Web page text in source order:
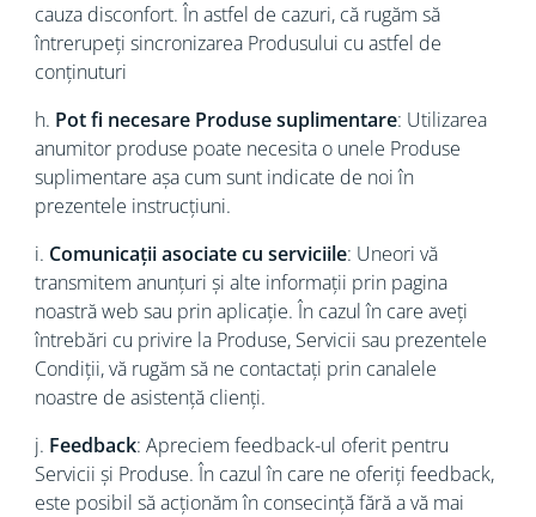
cauza disconfort. În astfel de cazuri, că rugăm să
întrerupeți sincronizarea Produsului cu astfel de
conținuturi
h. Pot fi necesare Produse suplimentare: Utilizarea
anumitor produse poate necesita o unele Produse
suplimentare așa cum sunt indicate de noi în
prezentele instrucțiuni.
i. Comunicații asociate cu serviciile: Uneori vă
transmitem anunțuri și alte informații prin pagina
noastră web sau prin aplicație. În cazul în care aveți
întrebări cu privire la Produse, Servicii sau prezentele
Condiții, vă rugăm să ne contactați prin canalele
noastre de asistență clienți.
j. Feedback: Apreciem feedback-ul oferit pentru
Servicii și Produse. În cazul în care ne oferiți feedback,
este posibil să acționăm în consecință fără a vă mai